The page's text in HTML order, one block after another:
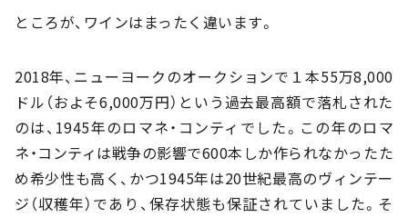
ところが、ワインはまったく違います。
2018年、ニューヨークのオークションで１本55万8,000
ドル（およそ6,000万円）という過去最高額で落札された
のは、1945年のロマネ・コンティでした。この年のロマ
ネ・コンティは戦争の影響で600本しか作られなかったた
め希少性も高く、かつ1945年は20世紀最高のヴィンテー
ジ（収穫年）であり、保存状態も保証されていました。そ